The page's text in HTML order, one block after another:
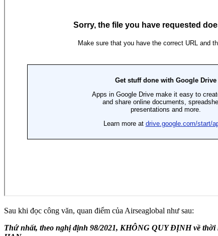
Sau khi đọc công văn, quan điểm của Airseaglobal như sau:
Thứ nhất, theo nghị định 98/2021, KHÔNG QUY ĐỊNH về